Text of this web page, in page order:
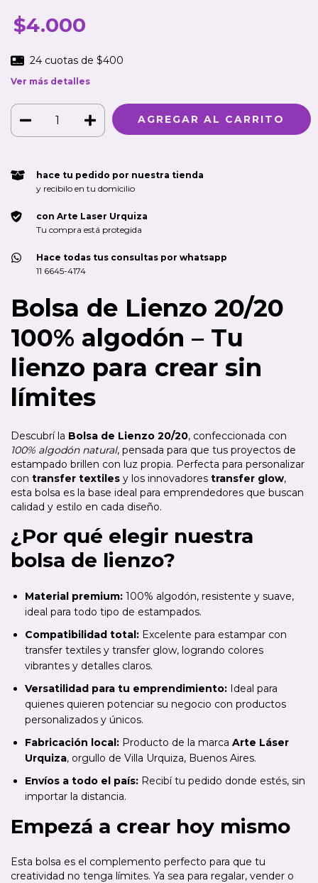
$4.000
24 cuotas de $400
Ver más detalles
hace tu pedido por nuestra tienda
y recibilo en tu domicilio
con Arte Laser Urquiza
Tu compra está protegida
Hace todas tus consultas por whatsapp
11 6645-4174
Bolsa de Lienzo 20/20
100% algodón – Tu
lienzo para crear sin
límites
Descubrí la Bolsa de Lienzo 20/20, confeccionada con
100% algodón natural, pensada para que tus proyectos de
estampado brillen con luz propia. Perfecta para personalizar
con transfer textiles y los innovadores transfer glow,
esta bolsa es la base ideal para emprendedores que buscan
calidad y estilo en cada diseño.
¿Por qué elegir nuestra
bolsa de lienzo?
Material premium: 100% algodón, resistente y suave,
ideal para todo tipo de estampados.
Compatibilidad total: Excelente para estampar con
transfer textiles y transfer glow, logrando colores
vibrantes y detalles claros.
Versatilidad para tu emprendimiento: Ideal para
quienes quieren potenciar su negocio con productos
personalizados y únicos.
Fabricación local: Producto de la marca Arte Láser
Urquiza, orgullo de Villa Urquiza, Buenos Aires.
Envíos a todo el país: Recibí tu pedido donde estés, sin
importar la distancia.
Empezá a crear hoy mismo
Esta bolsa es el complemento perfecto para que tu
creatividad no tenga límites. Ya sea para regalar, vender o